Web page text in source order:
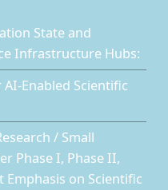
State and
Infrastructure Hubs:
Enabled Scientific
/ Small
Phase I, Phase II,
Emphasis on Scientific